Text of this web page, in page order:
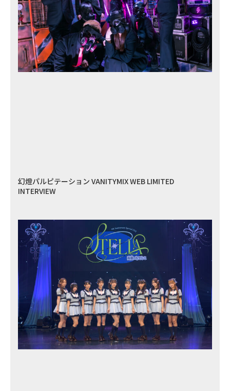
幻燈パルピテーション VANITYMIX WEB LIMITED
INTERVIEW